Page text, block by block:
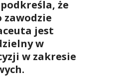
że
zawodzie
jest
w
w zakresie